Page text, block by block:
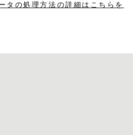
タの処理方法の詳細はこちらを